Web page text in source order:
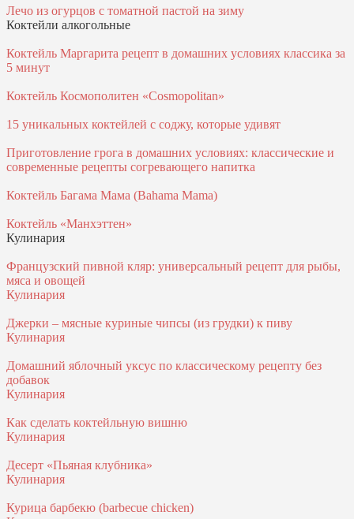
Лечо из огурцов с томатной пастой на зиму
Коктейли алкогольные
Коктейль Маргарита рецепт в домашних условиях классика за
5 минут
Коктейль Космополитен «Cosmopolitan»
15 уникальных коктейлей с соджу, которые удивят
Приготовление грога в домашних условиях: классические и
современные рецепты согревающего напитка
Коктейль Багама Мама (Bahama Mama)
Коктейль «Манхэттен»
Кулинария
Французский пивной кляр: универсальный рецепт для рыбы,
мяса и овощей
Кулинария
Джерки – мясные куриные чипсы (из грудки) к пиву
Кулинария
Домашний яблочный уксус по классическому рецепту без
добавок
Кулинария
Как сделать коктейльную вишню
Кулинария
Десерт «Пьяная клубника»
Кулинария
Курица барбекю (barbecue chicken)